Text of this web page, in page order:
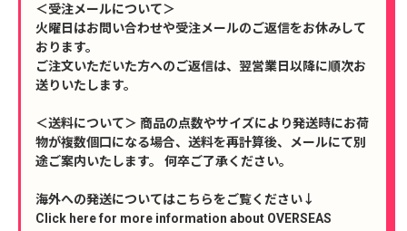
＜受注メールについて＞
火曜日はお問い合わせや受注メールのご返信をお休みして
おります。
ご注文いただいた方へのご返信は、翌営業日以降に順次お
送りいたします。
＜送料について＞ 商品の点数やサイズにより発送時にお荷
物が複数個口になる場合、送料を再計算後、メールにて別
途ご案内いたします。 何卒ご了承ください。
海外への発送についてはこちらをご覧ください↓
Click here for more information about OVERSEAS